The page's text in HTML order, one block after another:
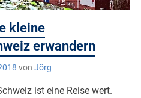
kleine
erwandern
von Jörg
ist eine Reise wert.